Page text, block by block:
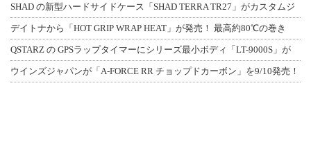
SHAD の新型ハードサイドケース「SHAD TERRA TR27」がカスタムジ
デイトナから「HOT GRIP WRAP HEAT」が発売！ 最高約80℃の巻き
QSTARZ の GPSラップタイマーにシリーズ最小ボディ「LT-9000S」が
ウインズジャパンが「A-FORCE RR チョップドカーボン」を9/10発売！